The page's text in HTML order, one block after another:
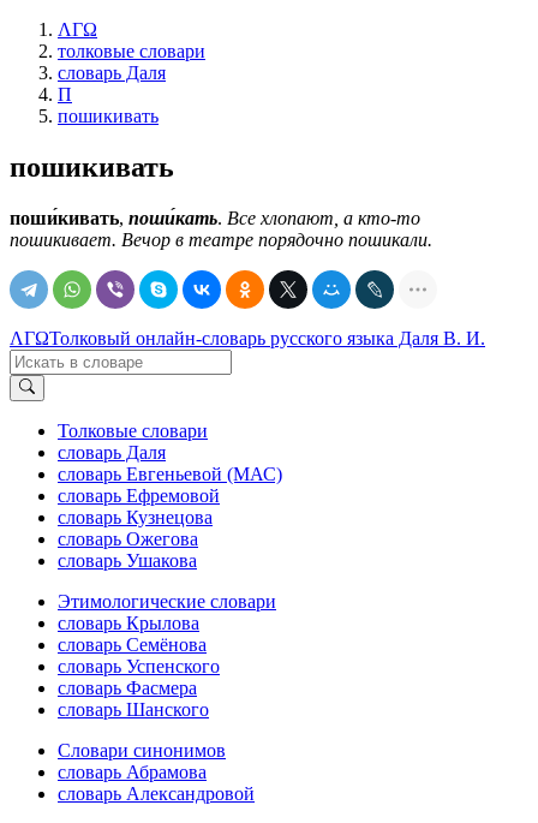
ΛΓΩ
толковые словари
словарь Даля
П
пошикивать
пошикивать
поши́кивать, поши́кать. Все хлопают, а кто-то
пошикивает. Вечор в театре порядочно пошикали.
ΛΓΩТолковый онлайн-словарь русского языка Даля В. И.
Толковые словари
словарь Даля
словарь Евгеньевой (МАС)
словарь Ефремовой
словарь Кузнецова
словарь Ожегова
словарь Ушакова
Этимологические словари
словарь Крылова
словарь Семёнова
словарь Успенского
словарь Фасмера
словарь Шанского
Словари синонимов
словарь Абрамова
словарь Александровой